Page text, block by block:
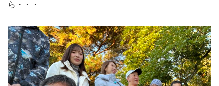
ら・・・